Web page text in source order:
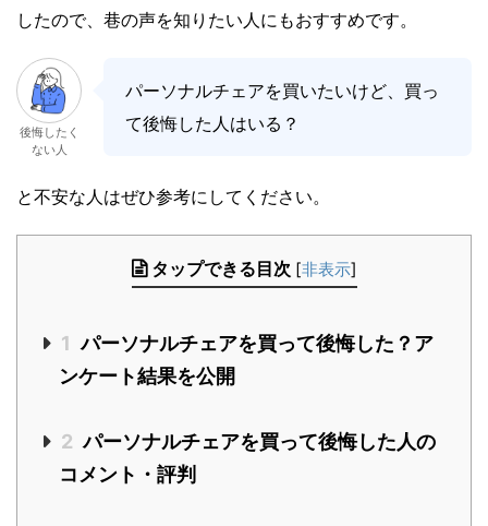
したので、巷の声を知りたい人にもおすすめです。
後悔したく
ない人
パーソナルチェアを買いたいけど、買っ
て後悔した人はいる？
と不安な人はぜひ参考にしてください。
タップできる目次 [非表示]
1 パーソナルチェアを買って後悔した？ア
ンケート結果を公開
2 パーソナルチェアを買って後悔した人の
コメント・評判